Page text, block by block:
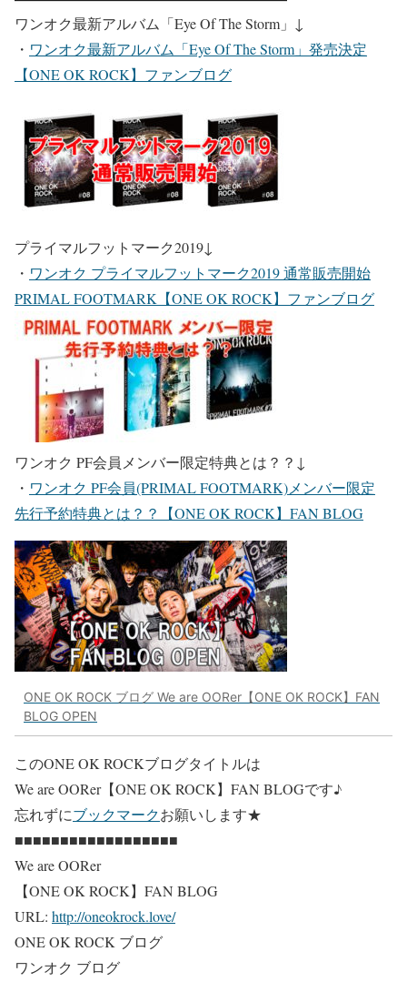
ワンオク最新アルバム「Eye Of The Storm」
↓
・ ワンオク最新アルバム「Eye Of The Storm」発売決定
【ONE OK ROCK】ファンブログ
プライマルフットマーク2019↓
・ ワンオク プライマルフットマーク2019 通常販売開始
PRIMAL FOOTMARK【ONE OK ROCK】ファンブログ
ワンオク PF会員メンバー限定特典とは？？ ↓
・ ワンオク PF会員(PRIMAL FOOTMARK)メンバー限定
先行予約特典とは？？【ONE OK ROCK】FAN BLOG
ONE OK ROCK ブログ We are OORer【ONE OK ROCK】FAN
BLOG OPEN
このONE OK ROCKブログタイトルは
We are OORer【ONE OK ROCK】FAN BLOGです♪
忘れずにブックマークお願いします★
■■■■■■■■■■■■■■■■■■
We are OORer
【ONE OK ROCK】FAN BLOG
URL: http://oneokrock.love/
ONE OK ROCK ブログ
ワンオク ブログ